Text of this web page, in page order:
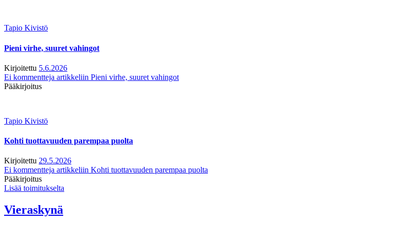
Tapio Kivistö
Pieni virhe, suuret vahingot
Kirjoitettu 5.6.2026
Ei kommentteja artikkeliin Pieni virhe, suuret vahingot
Pääkirjoitus
Tapio Kivistö
Kohti tuottavuuden parempaa puolta
Kirjoitettu 29.5.2026
Ei kommentteja artikkeliin Kohti tuottavuuden parempaa puolta
Pääkirjoitus
Lisää toimitukselta
Vieraskynä